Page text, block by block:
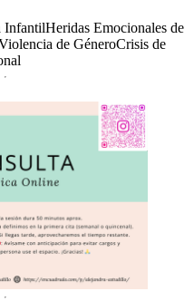
InfantilHeridas Emocionales de
de GéneroCrisis de